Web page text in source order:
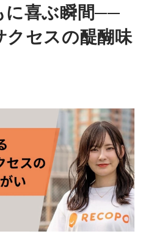
に喜ぶ瞬間──
クセスの醍醐味